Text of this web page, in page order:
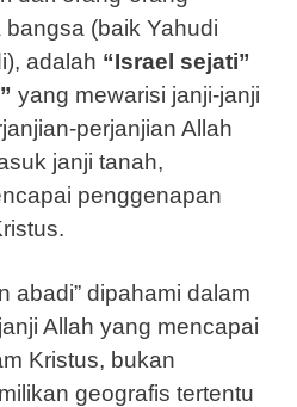
(baik Yahudi
adalah “Israel sejati”
yang mewarisi janji-janji
perjanjian Allah
janji tanah,
penggenapan
abadi” dipahami dalam
Allah yang mencapai
Kristus, bukan
geografis tertentu